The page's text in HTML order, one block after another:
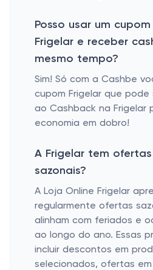
Posso usar um
Frigelar e receber
mesmo tempo?
Sim! Só com a Cashbe
cupom Frigelar que
ao Cashback na Frigelar
economia em dobro!
A Frigelar tem
sazonais?
A Loja Online Frigelar
regularmente ofertas
alinham com feriados e
ao longo do ano. Essas
incluir descontos em
selecionados, ofertas